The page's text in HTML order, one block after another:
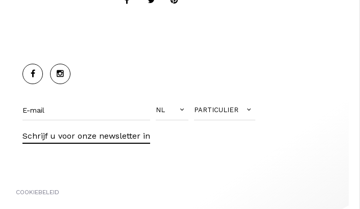
NL PARTICULIER
Schrijf u voor onze newsletter in
COOKIEBELEID